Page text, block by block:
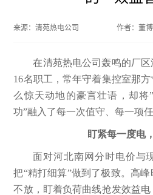
来源：清苑热电公司 作者： 董
在清苑热电公司轰鸣的厂
16名职工，常年守着集控室那
么惊天动地的豪言壮语，却将
功”融入了每一次值守、每一项任
盯紧每一度电
面对河北南网分时电价与
把“精打细算”做到了极致。高
不放，盯着负荷曲线抢发效益